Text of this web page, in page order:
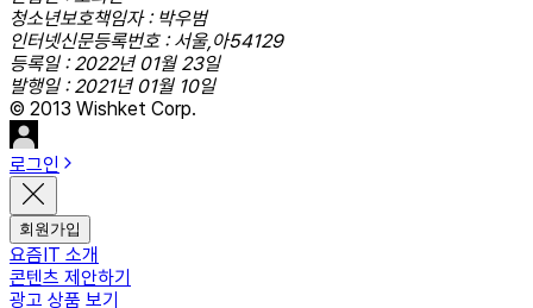
청소년보호책임자 : 박우범
인터넷신문등록번호 : 서울,아54129
등록일 : 2022년 01월 23일
발행일 : 2021년 01월 10일
© 2013 Wishket Corp.
로그인
회원가입
요즘IT 소개
콘텐츠 제안하기
광고 상품 보기